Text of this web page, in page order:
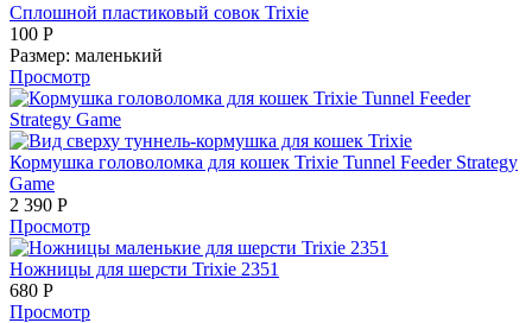
Сплошной пластиковый совок Trixie
100 Р
Размер: маленький
Просмотр
Кормушка головоломка для кошек Trixie Tunnel Feeder Strategy
Game
2 390 Р
Просмотр
Ножницы для шерсти Trixie 2351
680 Р
Просмотр